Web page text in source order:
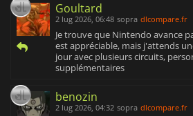
Goultard
2 lug 2026, 06:48 sopra dlcompare.fr
Je trouve que Nintendo avance
est appréciable, mais j'attends
jour avec plusieurs circuits,
supplémentaires
benozin
2 lug 2026, 04:32 sopra dlcompare.fr